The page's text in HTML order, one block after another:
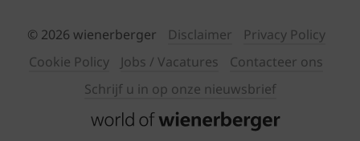
© 2026 wienerberger Disclaimer
Privacy Policy
Cookie Policy
Jobs / Vacatures
Contacteer ons
Schrijf u in op onze nieuwsbrief